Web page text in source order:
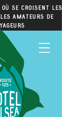
où se croisent les
amateurs de